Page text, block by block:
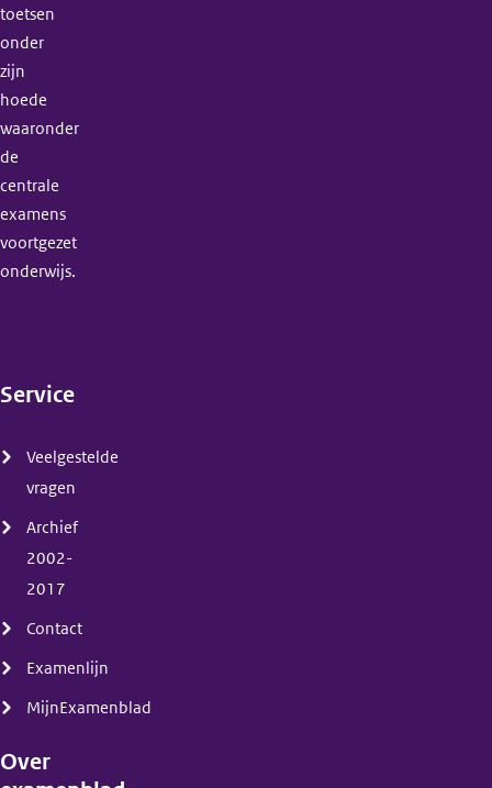
toetsen
onder
zijn
hoede
waaronder
de
centrale
examens
voortgezet
onderwijs.
Service
Veelgestelde
vragen
Archief
2002-
2017
Contact
Examenlijn
MijnExamenblad
Over